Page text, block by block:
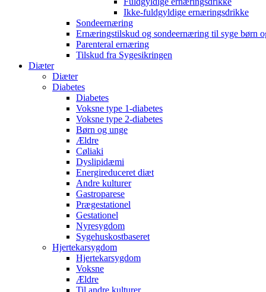
Ikke-fuldgyldige ernæringsdrikke
Sondeernæring
Ernæringstilskud og sondeernæring til syge børn
Parenteral ernæring
Tilskud fra Sygesikringen
Diæter
Diæter
Diabetes
Diabetes
Voksne type 1-diabetes
Voksne type 2-diabetes
Børn og unge
Ældre
Cøliaki
Dyslipidæmi
Energireduceret diæt
Andre kulturer
Gastroparese
Prægestationel
Gestationel
Nyresygdom
Sygehuskostbaseret
Hjertekarsygdom
Hjertekarsygdom
Voksne
Ældre
Til andre kulturer